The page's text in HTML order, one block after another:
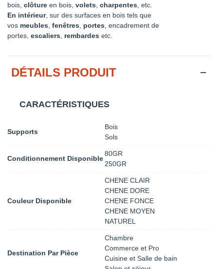
bois, clôture en bois, volets charpentes , etc.
En intérieur, sur des surfaces en bois tels que
vos meubles fenêtres portes , encadrement de
portes, escaliers rembardes etc.
DÉTAILS PRODUIT
CARACTÉRISTIQUES
Supports
Bois
Sols
Conditionnement Disponible
80GR
250GR
Couleur Disponible
CHENE CLAIR
CHENE DORE
CHENE FONCE
CHENE MOYEN
NATUREL
Destination Par Pièce
Chambre
Commerce et Pro
Cuisine et Salle de bain